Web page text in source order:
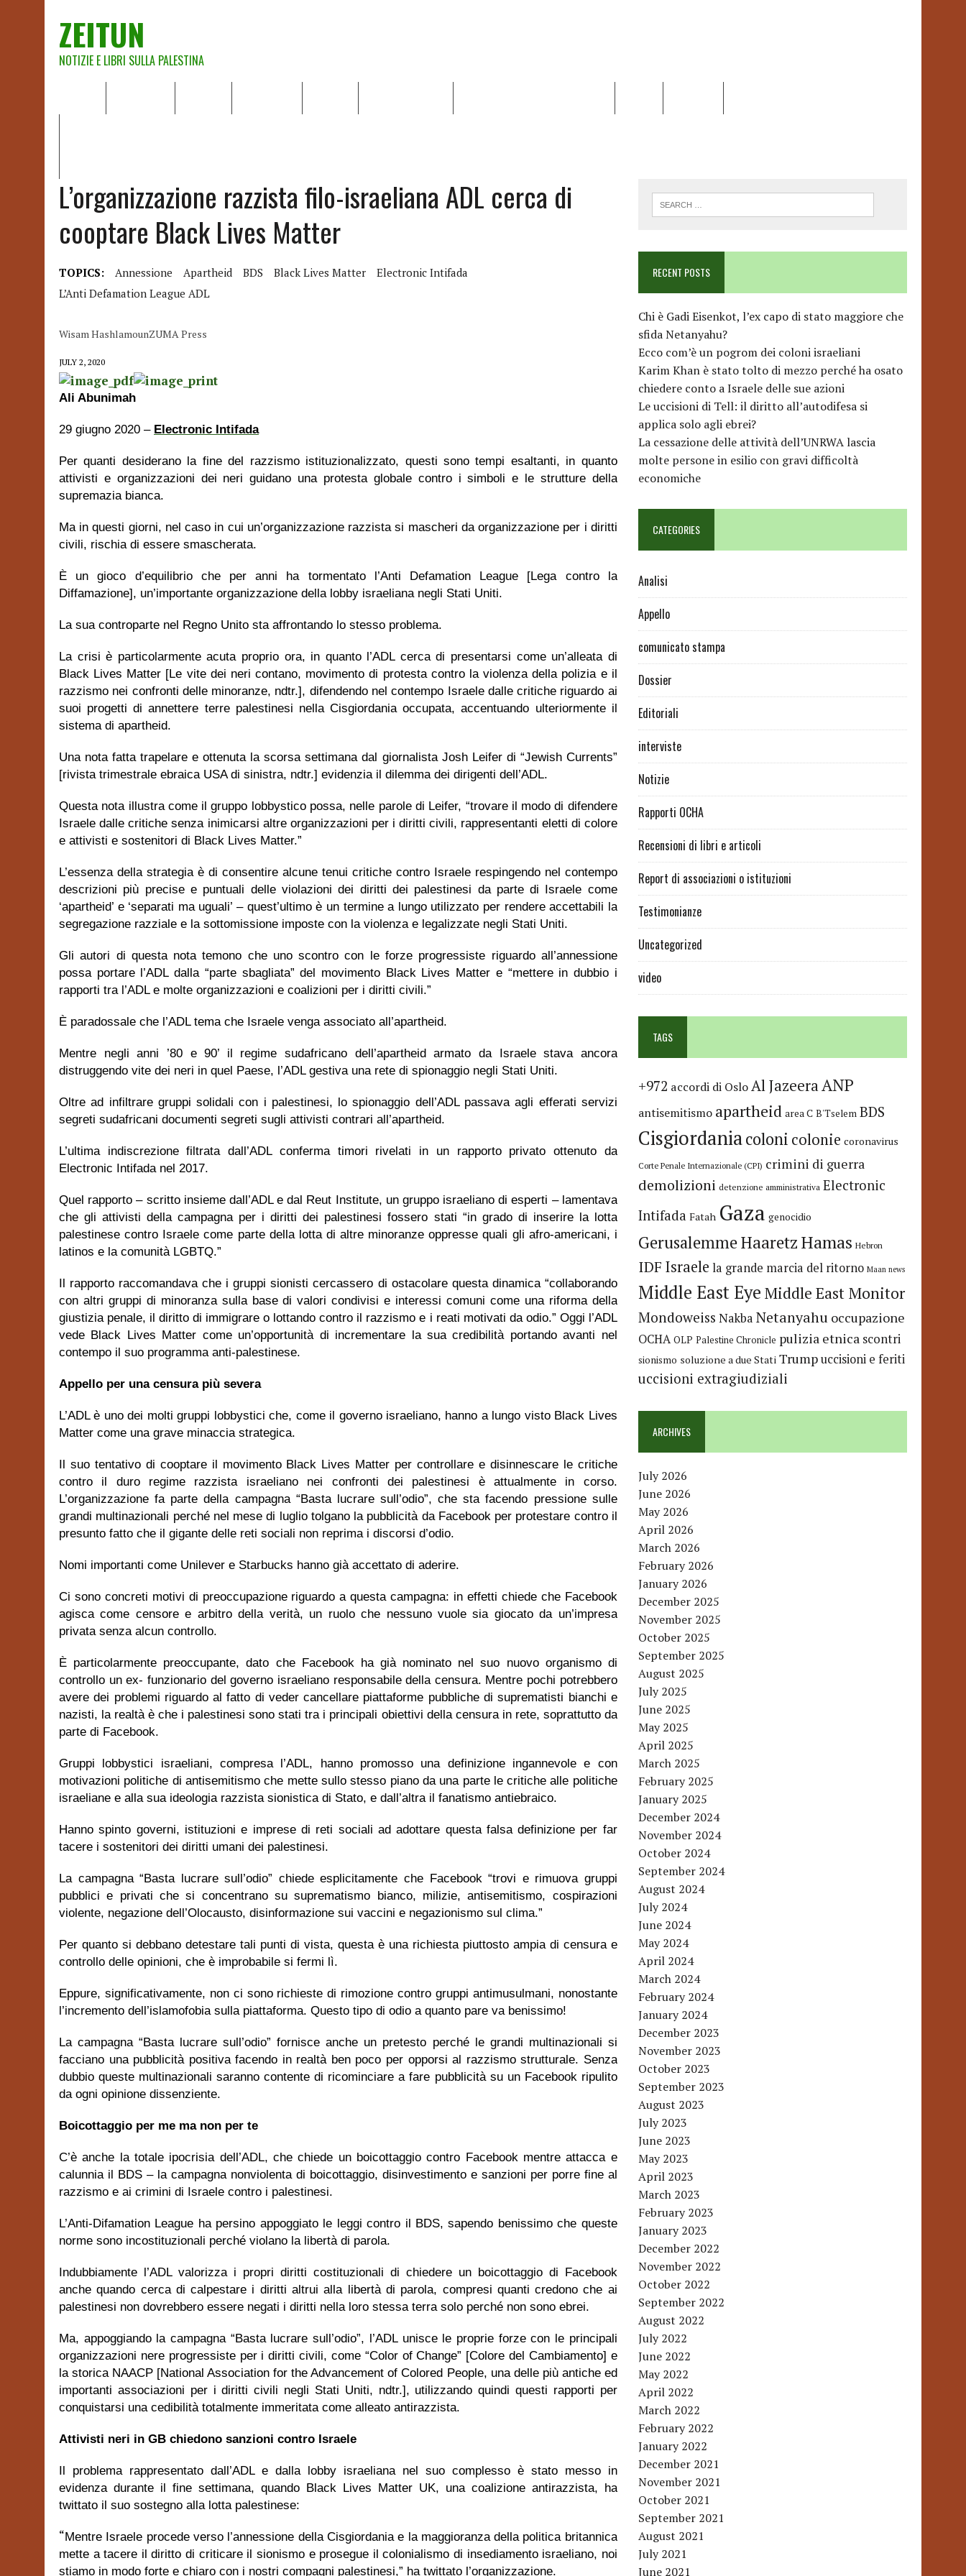
ZEITUN
NOTIZIE E LIBRI SULLA PALESTINA
L’organizzazione razzista filo-israeliana ADL cerca di
cooptare Black Lives Matter
TOPICS: Annessione Apartheid BDS Black Lives Matter
Electronic Intifada
L’Anti Defamation League ADL
Wisam HashlamounZUMA Press
JULY 2, 2020
Ali Abunimah
29 giugno 2020 – Electronic Intifada
Per quanti desiderano la fine del razzismo istituzionalizzato, questi sono tempi esaltanti, in quanto
attivisti e organizzazioni dei neri guidano una protesta globale contro i simboli e le strutture della
supremazia bianca.
Ma in questi giorni, nel caso in cui un’organizzazione razzista si mascheri da organizzazione per i diritti
civili, rischia di essere smascherata.
È un gioco d’equilibrio che per anni ha tormentato l’Anti Defamation League [Lega contro la
Diffamazione], un’importante organizzazione della lobby israeliana negli Stati Uniti.
La sua controparte nel Regno Unito sta affrontando lo stesso problema.
La crisi è particolarmente acuta proprio ora, in quanto l’ADL cerca di presentarsi come un’alleata di
Black Lives Matter [Le vite dei neri contano, movimento di protesta contro la violenza della polizia e il
razzismo nei confronti delle minoranze, ndtr.], difendendo nel contempo Israele dalle critiche riguardo ai
suoi progetti di annettere terre palestinesi nella Cisgiordania occupata, accentuando ulteriormente il
sistema di apartheid.
Una nota fatta trapelare e ottenuta la scorsa settimana dal giornalista Josh Leifer di “Jewish Currents”
[rivista trimestrale ebraica USA di sinistra, ndtr.] evidenzia il dilemma dei dirigenti dell’ADL.
Questa nota illustra come il gruppo lobbystico possa, nelle parole di Leifer, “trovare il modo di difendere
Israele dalle critiche senza inimicarsi altre organizzazioni per i diritti civili, rappresentanti eletti di colore
e attivisti e sostenitori di Black Lives Matter.”
L’essenza della strategia è di consentire alcune tenui critiche contro Israele respingendo nel contempo
descrizioni più precise e puntuali delle violazioni dei diritti dei palestinesi da parte di Israele come
‘apartheid’ e ‘separati ma uguali’ – quest’ultimo è un termine a lungo utilizzato per rendere accettabili la
segregazione razziale e la sottomissione imposte con la violenza e legalizzate negli Stati Uniti.
Gli autori di questa nota temono che uno scontro con le forze progressiste riguardo all’annessione
possa portare l’ADL dalla “parte sbagliata” del movimento Black Lives Matter e “mettere in dubbio i
rapporti tra l’ADL e molte organizzazioni e coalizioni per i diritti civili.”
È paradossale che l’ADL tema che Israele venga associato all’apartheid.
Mentre negli anni ’80 e 90’ il regime sudafricano dell’apartheid armato da Israele stava ancora
distruggendo vite dei neri in quel Paese, l’ADL gestiva una rete di spionaggio negli Stati Uniti.
Oltre ad infiltrare gruppi solidali con i palestinesi, lo spionaggio dell’ADL passava agli efferati servizi
segreti sudafricani documenti segreti sugli attivisti contrari all’apartheid.
L’ultima indiscrezione filtrata dall’ADL conferma timori rivelati in un rapporto privato ottenuto da
Electronic Intifada nel 2017.
Quel rapporto – scritto insieme dall’ADL e dal Reut Institute, un gruppo israeliano di esperti – lamentava
che gli attivisti della campagna per i diritti dei palestinesi fossero stati “in grado di inserire la lotta
palestinese contro Israele come parte della lotta di altre minoranze oppresse quali gli afro-americani, i
latinos e la comunità LGBTQ.”
Il rapporto raccomandava che i gruppi sionisti cercassero di ostacolare questa dinamica “collaborando
con altri gruppi di minoranza sulla base di valori condivisi e interessi comuni come una riforma della
giustizia penale, il diritto di immigrare o lottando contro il razzismo e i reati motivati da odio.” Oggi l’ADL
vede Black Lives Matter come un’opportunità di incrementare la sua credibilità portando avanti nel
contempo il suo programma anti-palestinese.
Appello per una censura più severa
L’ADL è uno dei molti gruppi lobbystici che, come il governo israeliano, hanno a lungo visto Black Lives
Matter come una grave minaccia strategica.
Il suo tentativo di cooptare il movimento Black Lives Matter per controllare e disinnescare le critiche
contro il duro regime razzista israeliano nei confronti dei palestinesi è attualmente in corso.
L’organizzazione fa parte della campagna “Basta lucrare sull’odio”, che sta facendo pressione sulle
grandi multinazionali perché nel mese di luglio tolgano la pubblicità da Facebook per protestare contro il
presunto fatto che il gigante delle reti sociali non reprima i discorsi d’odio.
Nomi importanti come Unilever e Starbucks hanno già accettato di aderire.
Ci sono concreti motivi di preoccupazione riguardo a questa campagna: in effetti chiede che Facebook
agisca come censore e arbitro della verità, un ruolo che nessuno vuole sia giocato da un’impresa
privata senza alcun controllo.
È particolarmente preoccupante, dato che Facebook ha già nominato nel suo nuovo organismo di
controllo un ex- funzionario del governo israeliano responsabile della censura. Mentre pochi potrebbero
avere dei problemi riguardo al fatto di veder cancellare piattaforme pubbliche di suprematisti bianchi e
nazisti, la realtà è che i palestinesi sono stati tra i principali obiettivi della censura in rete, soprattutto da
parte di Facebook.
Gruppi lobbystici israeliani, compresa l’ADL, hanno promosso una definizione ingannevole e con
motivazioni politiche di antisemitismo che mette sullo stesso piano da una parte le critiche alle politiche
israeliane e alla sua ideologia razzista sionistica di Stato, e dall’altra il fanatismo antiebraico.
Hanno spinto governi, istituzioni e imprese di reti sociali ad adottare questa falsa definizione per far
tacere i sostenitori dei diritti umani dei palestinesi.
La campagna “Basta lucrare sull’odio” chiede esplicitamente che Facebook “trovi e rimuova gruppi
pubblici e privati che si concentrano su suprematismo bianco, milizie, antisemitismo, cospirazioni
violente, negazione dell’Olocausto, disinformazione sui vaccini e negazionismo sul clima.”
Per quanto si debbano detestare tali punti di vista, questa è una richiesta piuttosto ampia di censura e
controllo delle opinioni, che è improbabile si fermi lì.
Eppure, significativamente, non ci sono richieste di rimozione contro gruppi antimusulmani, nonostante
l’incremento dell’islamofobia sulla piattaforma. Questo tipo di odio a quanto pare va benissimo!
La campagna “Basta lucrare sull’odio” fornisce anche un pretesto perché le grandi multinazionali si
facciano una pubblicità positiva facendo in realtà ben poco per opporsi al razzismo strutturale. Senza
dubbio queste multinazionali saranno contente di ricominciare a fare pubblicità su un Facebook ripulito
da ogni opinione dissenziente.
Boicottaggio per me ma non per te
C’è anche la totale ipocrisia dell’ADL, che chiede un boicottaggio contro Facebook mentre attacca e
calunnia il BDS – la campagna nonviolenta di boicottaggio, disinvestimento e sanzioni per porre fine al
razzismo e ai crimini di Israele contro i palestinesi.
L’Anti-Difamation League ha persino appoggiato le leggi contro il BDS, sapendo benissimo che queste
norme sono incostituzionali perché violano la libertà di parola.
Indubbiamente l’ADL valorizza i propri diritti costituzionali di chiedere un boicottaggio di Facebook
anche quando cerca di calpestare i diritti altrui alla libertà di parola, compresi quanti credono che ai
palestinesi non dovrebbero essere negati i diritti nella loro stessa terra solo perché non sono ebrei.
Ma, appoggiando la campagna “Basta lucrare sull’odio”, l’ADL unisce le proprie forze con le principali
organizzazioni nere progressiste per i diritti civili, come “Color of Change” [Colore del Cambiamento] e
la storica NAACP [National Association for the Advancement of Colored People, una delle più antiche ed
importanti associazioni per i diritti civili negli Stati Uniti, ndtr.], utilizzando quindi questi rapporti per
conquistarsi una cedibilità totalmente immeritata come alleato antirazzista.
Attivisti neri in GB chiedono sanzioni contro Israele
Il problema rappresentato dall’ADL e dalla lobby israeliana nel suo complesso è stato messo in
evidenza durante il fine settimana, quando Black Lives Matter UK, una coalizione antirazzista, ha
twittato il suo sostegno alla lotta palestinese:
“Mentre Israele procede verso l’annessione della Cisgiordania e la maggioranza della politica britannica
mette a tacere il diritto di criticare il sionismo e prosegue il colonialismo di insediamento israeliano, noi
stiamo in modo forte e chiaro con i nostri compagni palestinesi,” ha twittato l’organizzazione.
RECENT POSTS
Chi è Gadi Eisenkot, l’ex capo di stato maggiore che
sfida Netanyahu?
Ecco com’è un pogrom dei coloni israeliani
Karim Khan è stato tolto di mezzo perché ha osato
chiedere conto a Israele delle sue azioni
Le uccisioni di Tell: il diritto all’autodifesa si
applica solo agli ebrei?
La cessazione delle attività dell’UNRWA lascia
molte persone in esilio con gravi difficoltà
economiche
CATEGORIES
Analisi
Appello
comunicato stampa
Dossier
Editoriali
interviste
Notizie
Rapporti OCHA
Recensioni di libri e articoli
Report di associazioni o istituzioni
Testimonianze
Uncategorized
video
TAGS
+972 accordi di OsloAl JazeeraANP
antisemitismo apartheid area C B'Tselem BDS
Cisgiordaniacoloni colonie coronavirus
Corte Penale Internazionale (CPI) crimini di guerra
demolizioni detenzione amministrativa Electronic
Intifada Fatah Gaza genocidio
GerusalemmeHaaretzHamas Hebron
IDF Israele la grande marcia del ritorno Maan news
Middle East Eye Middle East Monitor
Mondoweiss Nakba Netanyahu occupazione
OCHA OLP Palestine Chronicle pulizia etnica scontri
sionismo soluzione a due Stati Trumpuccisioni e feriti
uccisioni extragiudiziali
ARCHIVES
July 2026
June 2026
May 2026
April 2026
March 2026
February 2026
January 2026
December 2025
November 2025
October 2025
September 2025
August 2025
July 2025
June 2025
May 2025
April 2025
March 2025
February 2025
January 2025
December 2024
November 2024
October 2024
September 2024
August 2024
July 2024
June 2024
May 2024
April 2024
March 2024
February 2024
January 2024
December 2023
November 2023
October 2023
September 2023
August 2023
July 2023
June 2023
May 2023
April 2023
March 2023
February 2023
January 2023
December 2022
November 2022
October 2022
September 2022
August 2022
July 2022
June 2022
May 2022
April 2022
March 2022
February 2022
January 2022
December 2021
November 2021
October 2021
September 2021
August 2021
July 2021
June 2021